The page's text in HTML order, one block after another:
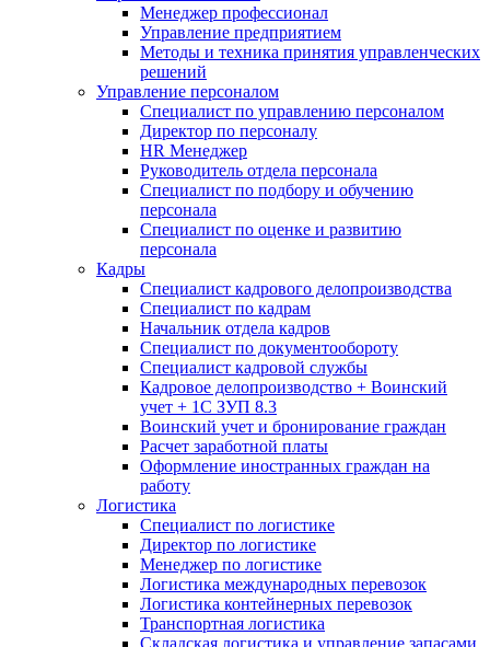
Менеджер профессионал
Управление предприятием
Методы и техника принятия управленческих
решений
Управление персоналом
Специалист по управлению персоналом
Директор по персоналу
HR Менеджер
Руководитель отдела персонала
Специалист по подбору и обучению
персонала
Специалист по оценке и развитию
персонала
Кадры
Специалист кадрового делопроизводства
Специалист по кадрам
Начальник отдела кадров
Специалист по документообороту
Специалист кадровой службы
Кадровое делопроизводство + Воинский
учет + 1С ЗУП 8.3
Воинский учет и бронирование граждан
Расчет заработной платы
Оформление иностранных граждан на
работу
Логистика
Специалист по логистике
Директор по логистике
Менеджер по логистике
Логистика международных перевозок
Логистика контейнерных перевозок
Транспортная логистика
Складская логистика и управление запасами